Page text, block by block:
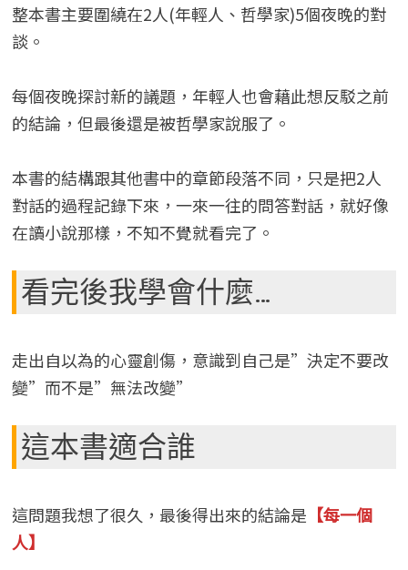
整本書主要圍繞在2人(年輕人、哲學家)5個夜晚的對
談。
每個夜晚探討新的議題，年輕人也會藉此想反駁之前
的結論，但最後還是被哲學家說服了。
本書的結構跟其他書中的章節段落不同，只是把2人
對話的過程記錄下來，一來一往的問答對話，就好像
在讀小說那樣，不知不覺就看完了。
看完後我學會什麼…
走出自以為的心靈創傷，意識到自己是”決定不要改
變”而不是”無法改變”
這本書適合誰
這問題我想了很久，最後得出來的結論是 【每一個
人】